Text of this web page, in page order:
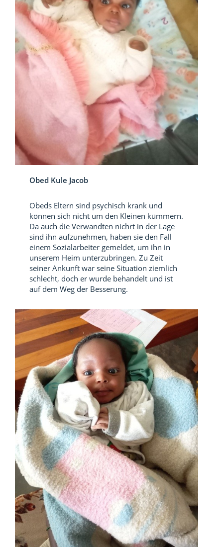
Obed Kule Jacob
Obeds Eltern sind psychisch krank und
können sich nicht um den Kleinen kümmern.
Da auch die Verwandten nichrt in der Lage
sind ihn aufzunehmen, haben sie den Fall
einem Sozialarbeiter gemeldet, um ihn in
unserem Heim unterzubringen. Zu Zeit
seiner Ankunft war seine Situation ziemlich
schlecht, doch er wurde behandelt und ist
auf dem Weg der Besserung.